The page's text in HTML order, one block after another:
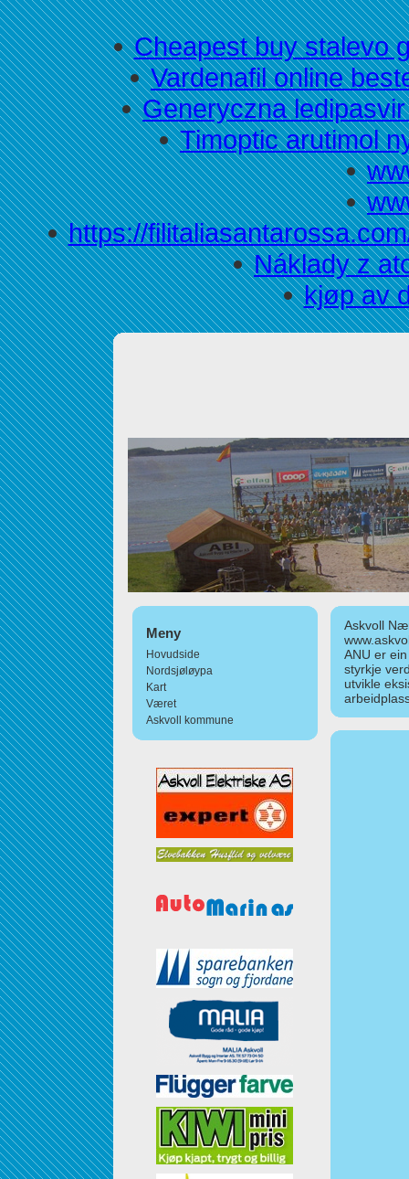
Cheapest buy stalevo
Vardenafil online
Generyczna
Timoptic arutimol
https://
Náklady z
kjøp av
Meny
Hovudside
Nordsjøløypa
Kart
Været
Askvoll kommune
Askvoll
ANU er
styrkje
utvikle